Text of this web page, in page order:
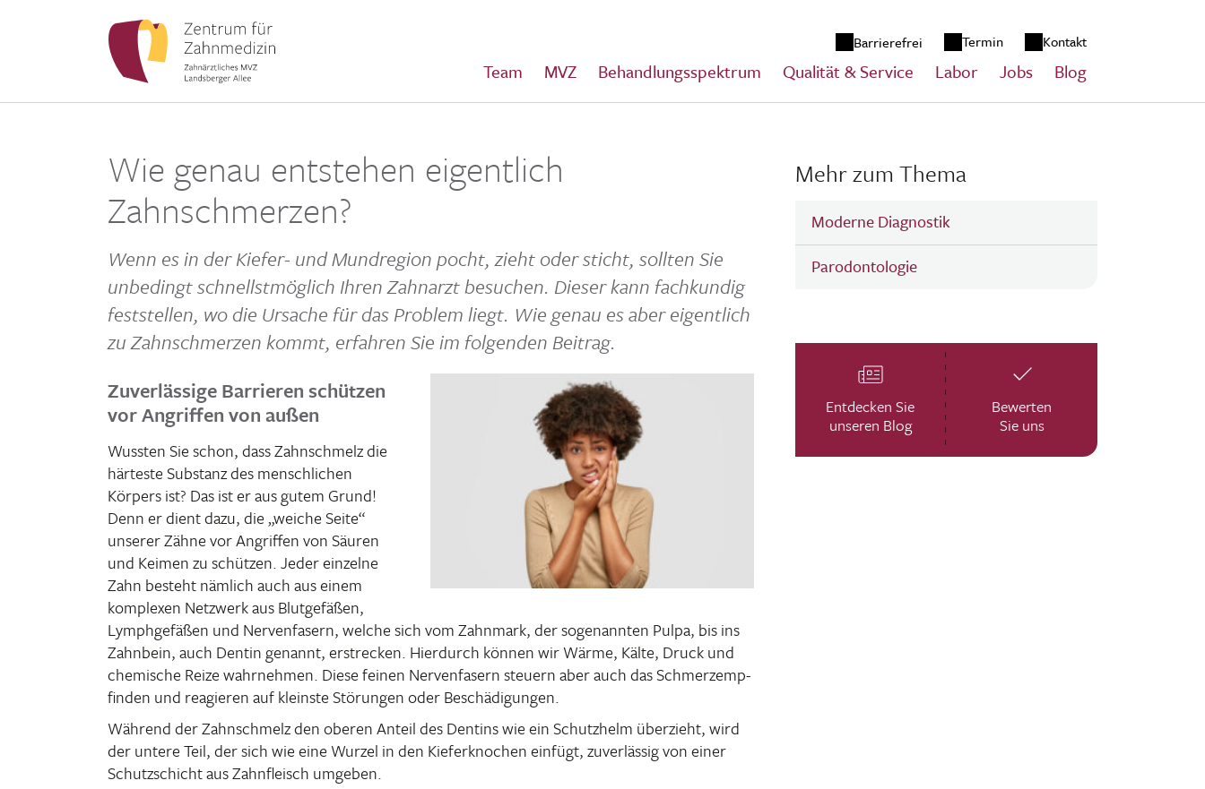
zum Inhalt springen
Barrierefrei Termin Kontakt
Team MVZ Behandlungsspektrum Qualität & Service Labor Jobs Blog
Wie genau entstehen eigentlich
Zahnschmerzen?
Wenn es in der Kiefer- und Mund­re­gion pocht, zieht oder sticht, sollten Sie
unbe­dingt schnellst­mög­lich Ihren Zahn­arzt besu­chen. Dieser kann fach­kundig
fest­stellen, wo die Ursache für das Problem liegt. Wie genau es aber eigent­lich
zu Zahn­schmerzen kommt, erfahren Sie im folgenden Beitrag.
Zuverlässige Barrieren schützen
vor Angriffen von außen
Wussten Sie schon, dass Zahn­schmelz die
härteste Substanz des mensch­li­chen
Körpers ist? Das ist er aus gutem Grund!
Denn er dient dazu, die „weiche Seite“
unserer Zähne vor Angriffen von Säuren
und Keimen zu schützen. Jeder einzelne
Zahn besteht nämlich auch aus einem
komplexen Netz­werk aus Blut­ge­fäßen,
Lymph­ge­fäßen und Nerven­fa­sern, welche sich vom Zahn­mark, der soge­nannten Pulpa, bis ins
Zahn­bein, auch Dentin genannt, erstre­cken. Hier­durch können wir Wärme, Kälte, Druck und
chemi­sche Reize wahr­nehmen. Diese feinen Nerven­fa­sern steuern aber auch das Schmerz­emp­
finden und reagieren auf kleinste Störungen oder Beschädigungen.
Während der Zahn­schmelz den oberen Anteil des Dentins wie ein Schutz­helm über­zieht, wird
der untere Teil, der sich wie eine Wurzel in den Kiefer­kno­chen einfügt, zuver­lässig von einer
Schutz­schicht aus Zahn­fleisch umgeben.
Mehr zum Thema
Moderne Diagnostik
Parodontologie
Entdecken Sie
unseren Blog
Bewerten
Sie uns